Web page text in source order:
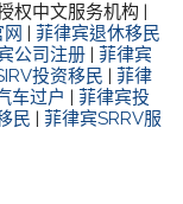
中文服务机构 |
菲律宾退休移民
公司注册
菲律宾
投资移民
菲律
车过户
菲律宾投
民
菲律宾SRRV服